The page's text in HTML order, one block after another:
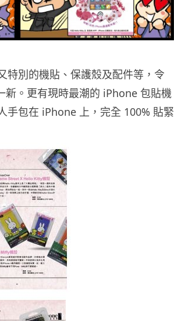
特別的機貼、保護殼及配件等，令
。更有現時最潮的 iPhone 包貼機
手包在 iPhone 上，完全 100% 貼緊